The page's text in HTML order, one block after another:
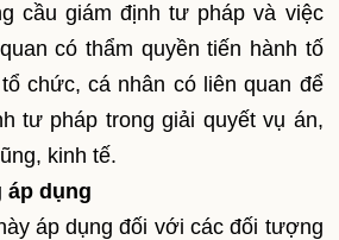
cầu giám định tư pháp và việc
có thẩm quyền tiến hành tố
chức, cá nhân có liên quan để
tư pháp trong giải quyết vụ án,
kinh tế.
dụng
áp dụng đối với các đối tượng